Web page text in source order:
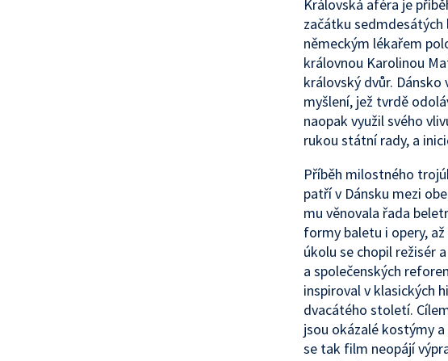
Královská aféra je
začátku
německým lékařem
královnou Karolinou
královský dvůr.
myšlení, jež tvrdě
naopak využil svého
rukou státní rady, a
Příběh milostného
patří v Dánsku mezi
mu věnovala řada
formy baletu i opery,
úkolu se chopil režisér
a společenských
inspiroval v klasických
dvacátého století.
jsou okázalé kostýmy
se tak film neopájí